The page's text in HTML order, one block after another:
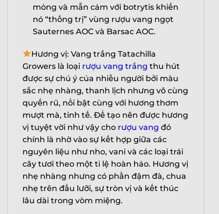
mỏng và mẫn cảm với botrytis khiến
nó “thống trị” vùng rượu vang ngọt
Sauternes AOC và Barsac AOC.
Hương vị: Vang trắng Tatachilla
Growers là loại rượu vang trắng thu hút
được sự chú ý của nhiều người bởi màu
sắc nhẹ nhàng, thanh lịch nhưng vô cùng
quyến rũ, nổi bật cùng với hương thơm
mượt mà, tinh tế. Để tạo nên được hương
vị tuyệt vời như vậy cho rượu vang đó
chính là nhờ vào sự kết hợp giữa các
nguyên liệu như nho, vani và các loại trái
cây tươi theo một tỉ lệ hoàn hảo. Hương vị
nhẹ nhàng nhưng có phần đậm đà, chua
nhẹ trên đầu lưỡi, sự tròn vị và kết thúc
lâu dài trong vòm miệng.